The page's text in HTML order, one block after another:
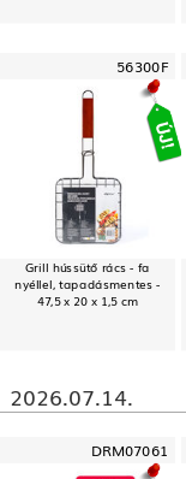
56300F
Grill hússütő rács - fa
nyéllel, tapadásmentes -
47,5 x 20 x 1,5 cm
2026.07.14.
DRM07061